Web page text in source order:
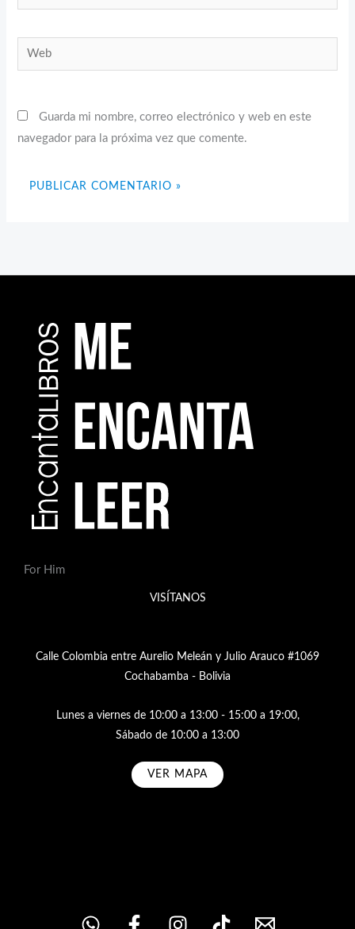
electrónico*
Web
Guarda mi nombre, correo electrónico y web en este
navegador para la próxima vez que comente.
For Him
VISÍTANOS
Calle Colombia entre Aurelio Meleán y Julio Arauco #1069
Cochabamba - Bolivia
Lunes a viernes de 10:00 a 13:00 - 15:00 a 19:00,
Sábado de 10:00 a 13:00
VER MAPA